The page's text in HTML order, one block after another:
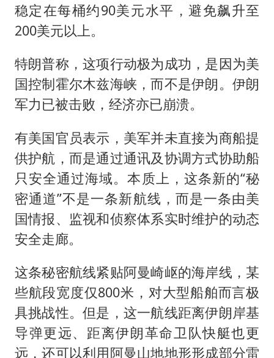
稳定在每桶约90美元水平，避免飙升至
200美元以上。
特朗普称，这项行动极为成功，是因为美
国控制霍尔木兹海峡，而不是伊朗。伊朗
军力已被击败，经济亦已崩溃。
有美国官员表示，美军并未直接为商船提
供护航，而是通过通讯及协调方式协助船
只安全通过海域。本质上，这条新的“秘
密通道”不是一条新航线，而是一条由美
国情报、监视和侦察体系实时维护的动态
安全走廊。
这条秘密航线紧贴阿曼崎岖的海岸线，某
些航段宽度仅800米，对大型船舶而言极
具挑战性。但是，这一航线距离伊朗岸基
导弹更远、距离伊朗革命卫队快艇也更
远，还可以利用阿曼山地地形形成部分雷